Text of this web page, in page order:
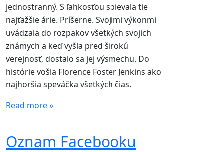
jednostranný. S ľahkosťou spievala tie
najťažšie árie. Príšerne. Svojimi výkonmi
uvádzala do rozpakov všetkých svojich
známych a keď vyšla pred širokú
verejnosť, dostalo sa jej výsmechu. Do
histórie vošla Florence Foster Jenkins ako
najhoršia speváčka všetkých čias.
Read more »
Oznam Facebooku